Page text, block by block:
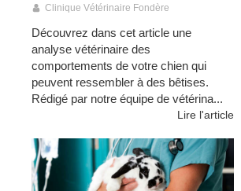
Clinique Vétérinaire Fondère
Découvrez dans cet article une
analyse vétérinaire des
comportements de votre chien qui
peuvent ressembler à des bêtises.
Rédigé par notre équipe de vétérina...
Lire l'article